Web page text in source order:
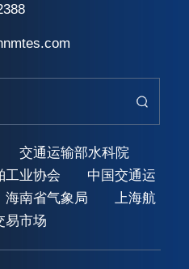
交通运输部水科院
工业协会
中国交通运
海南省气象局
上海航
易市场